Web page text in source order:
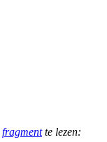
fragmentte lezen: